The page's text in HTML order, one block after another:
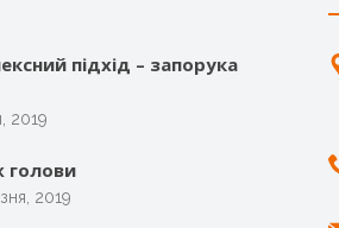
підхід – запорука
2019
голови
2019